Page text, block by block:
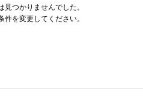
つかりませんでした。
件を変更してください。